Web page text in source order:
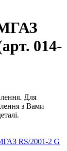
014-
Для
з Вами